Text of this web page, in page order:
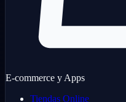
E-commerce y Apps
Tiendas Online